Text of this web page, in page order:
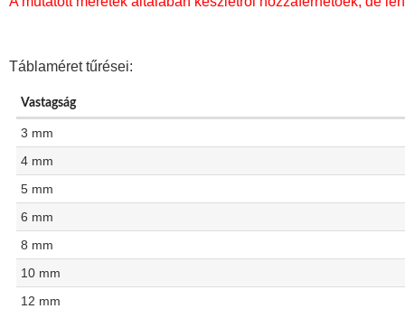
Táblaméret tűrései:
Vastagság
3 mm
4 mm
5 mm
6 mm
8 mm
10 mm
12 mm